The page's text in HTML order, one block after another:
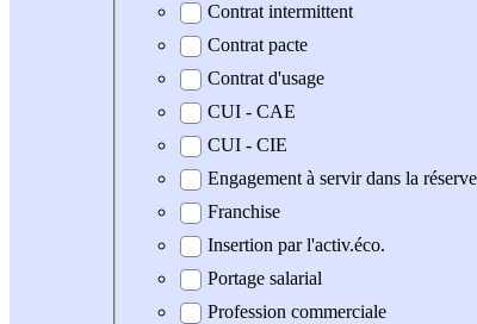
Contrat intermittent
Contrat pacte
Contrat d'usage
CUI - CAE
CUI - CIE
Engagement à servir dans la réserve
Franchise
Insertion par l'activ.éco.
Portage salarial
Profession commerciale